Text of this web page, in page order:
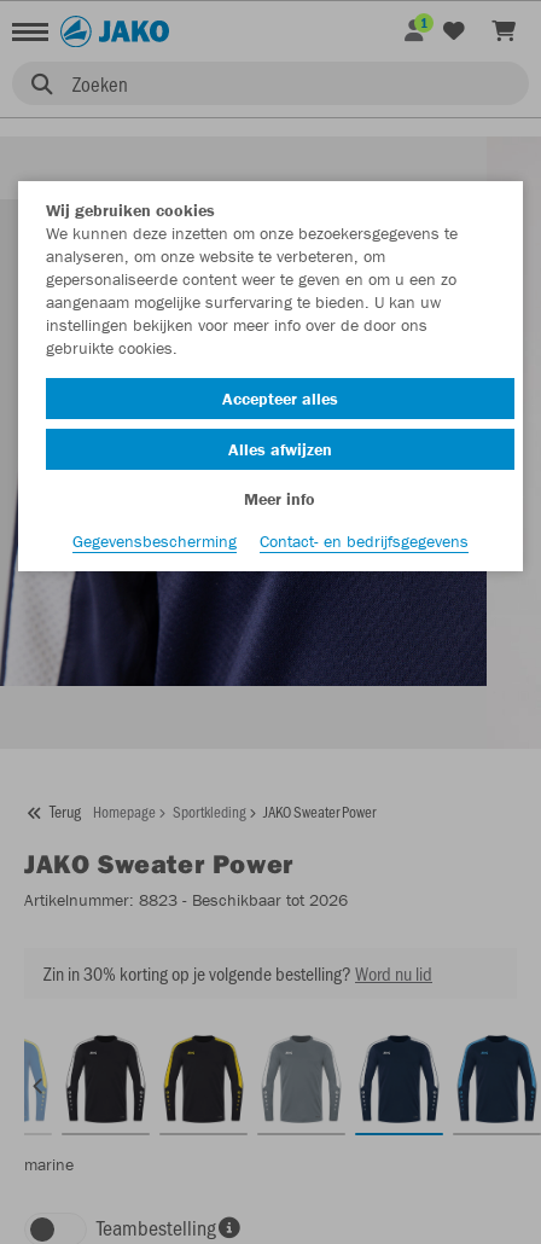
Zoeken
1
Terug Homepage Sportkleding JAKO Sweater Power
JAKO Sweater Power
Artikelnummer: 8823 - Beschikbaar tot 2026
Zin in 30% korting op je volgende bestelling?Word nu lid
marine
Teambestelling
Wij gebruiken cookies
We kunnen deze inzetten om onze bezoekersgegevens te
analyseren, om onze website te verbeteren, om
gepersonaliseerde content weer te geven en om u een zo
aangenaam mogelijke surfervaring te bieden. U kan uw
instellingen bekijken voor meer info over de door ons
gebruikte cookies.
Accepteer alles
Alles afwijzen
Meer info
Gegevensbescherming
Contact- en bedrijfsgegevens